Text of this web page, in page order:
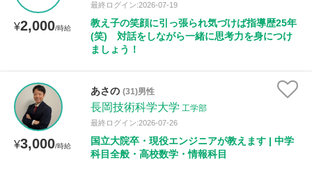
¥2,000/時給
最終ログイン:2026-07-19
教え子の笑顔に引っ張られ気づけば指導歴25年
(笑) 対話をしながら一緒に思考力を身につけ
ましょう！
¥3,000/時給
あさの (31)男性
長岡技術科学大学 工学部
最終ログイン:2026-07-26
国立大院卒・現役エンジニアが教えます | 中学
科目全般・高校数学・情報科目
距離：15km以内
年齢：18-101歳
性別